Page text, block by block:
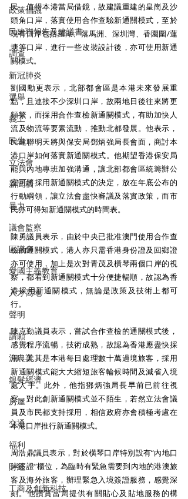
政策倡議
民建聯報告及建議書
調查
新冠肺炎
選舉
義工
民生
立法會
新聞稿
暴力
議會監察
區議會
愛國主義教育
人才高地
聲明
請願
漁農業
銀髮經濟
房屋
交通
福利
財經
工商及創新科技
民，值得本港當局借鏡，故建議重建的皇崗及沙
頭角口岸，落實使用合作查驗新通關模式，至於
現有口岸包括羅湖、落馬洲、深圳灣、香園圍/蓮
塘等口岸，進行一些改裝設計後，亦可使用新通
關模式。
劉國勳更表示，北部都會區是本港未來發展重
點，且連接不少深圳口岸，故兩地日後往來將更
頻繁，而採用合作查檢新通關模式，有助加快人
流及物流等要素流動，推動北都發展。他表示，
民建聯明天將與保安局鄧炳強局長會面，商討本
港口岸如何落實新通關模式。他期望香港保安局
能與內地專班加強溝通，讓北部都會區統籌辦公
室可將採用新通關模式的決定，放在年底公布的
行動綱領，讓立法會盡快審議及落實政策，而市
民亦可得知新通關模式的時間表。
陳勇議員表示，由於中央已批准澳門使用合作查
檢的通關模式，港人亦只需香港身份證及回鄉證
亦可使用，加上是次對青茂及橫琴兩個口岸的視
察，都看到新通關模式十分便捷暢順，故認為香
港採用新通關模式，無論是政策及技術上都可
行。
陳克勤議員表示，嘗試合作查檢的通關模式後，
感覺程序流暢，技術成熟，故認為香港應盡快採
用，尤其是本港每日處理數十萬過境旅客，採用
新通關模式能大大縮短旅客輪候時間及減省入境
處人手。此外，他指鄧炳強局長早前已前往視
察，對此創新通關模式並不陌生，若然立法會議
員及市民都支持採用，相信政府亦會積極考慮在
本港口岸推行新通關模式。
周浩鼎議員表示，對於橫琴口岸特別設有“內地口
岸簽證”櫃位，為臨時有緊急需要到內地的港澳旅
客及海外旅客，辦理緊急入境簽證服務，感覺深
刻。他讚賞當局提供有關貼心及貼地服務的構